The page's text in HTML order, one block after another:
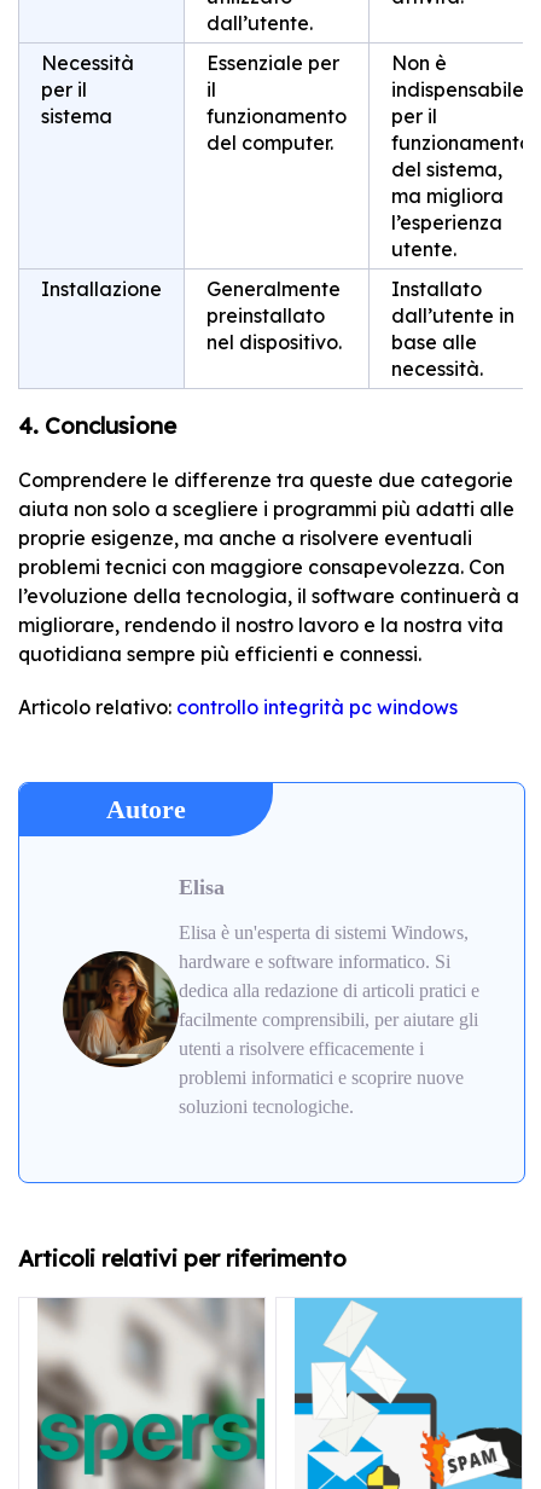
dall’utente.
Necessità
per il
sistema
Essenziale per
il
funzionamento
del computer.
Non è
indispensabile
per il
funzionamento
del sistema,
ma migliora
l’esperienza
utente.
Installazione
Generalmente
preinstallato
nel dispositivo.
Installato
dall’utente in
base alle
necessità.
4. Conclusione
Comprendere le differenze tra queste due categorie
aiuta non solo a scegliere i programmi più adatti alle
proprie esigenze, ma anche a risolvere eventuali
problemi tecnici con maggiore consapevolezza. Con
l’evoluzione della tecnologia, il software continuerà a
migliorare, rendendo il nostro lavoro e la nostra vita
quotidiana sempre più efficienti e connessi.
Articolo relativo: controllo integrità pc windows
Autore
Elisa
Elisa è un'esperta di sistemi Windows,
hardware e software informatico. Si
dedica alla redazione di articoli pratici e
facilmente comprensibili, per aiutare gli
utenti a risolvere efficacemente i
problemi informatici e scoprire nuove
soluzioni tecnologiche.
Articoli relativi per riferimento